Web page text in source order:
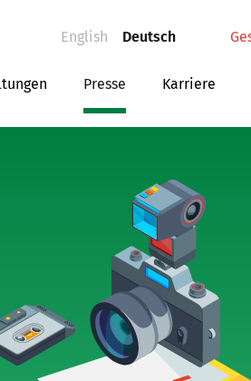
Presse Karriere
English (current)
Deutsch(current)